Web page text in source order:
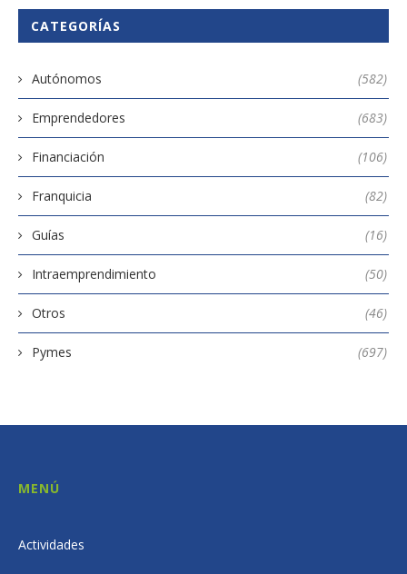
CATEGORÍAS
Autónomos (582)
Emprendedores (683)
Financiación (106)
Franquicia (82)
Guías (16)
Intraemprendimiento (50)
Otros (46)
Pymes (697)
MENÚ
Actividades